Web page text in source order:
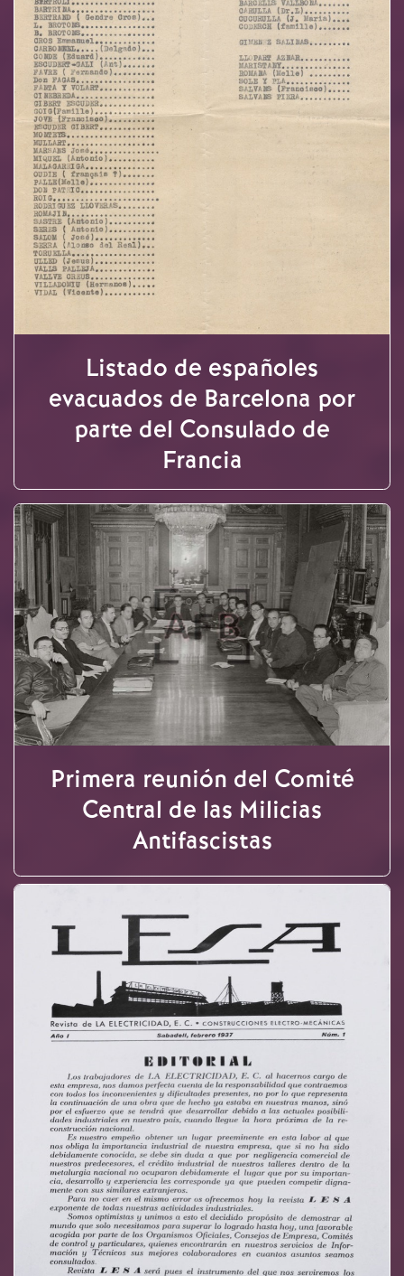
Listado de españoles
evacuados de Barcelona por
parte del Consulado de
Francia
Primera reunión del Comité
Central de las Milicias
Antifascistas